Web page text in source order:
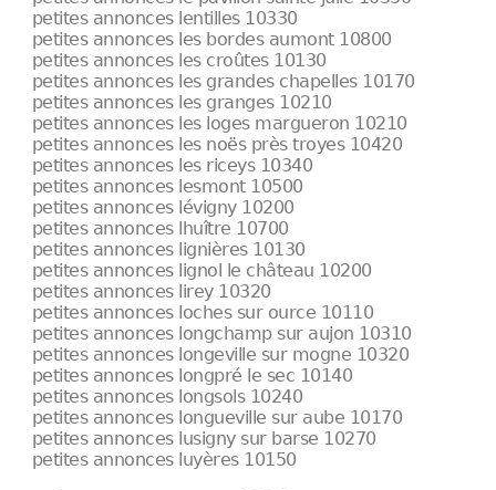
petites annonces lentilles 10330
petites annonces les bordes aumont 10800
petites annonces les croûtes 10130
petites annonces les grandes chapelles 10170
petites annonces les granges 10210
petites annonces les loges margueron 10210
petites annonces les noës près troyes 10420
petites annonces les riceys 10340
petites annonces lesmont 10500
petites annonces lévigny 10200
petites annonces lhuître 10700
petites annonces lignières 10130
petites annonces lignol le château 10200
petites annonces lirey 10320
petites annonces loches sur ource 10110
petites annonces longchamp sur aujon 10310
petites annonces longeville sur mogne 10320
petites annonces longpré le sec 10140
petites annonces longsols 10240
petites annonces longueville sur aube 10170
petites annonces lusigny sur barse 10270
petites annonces luyères 10150